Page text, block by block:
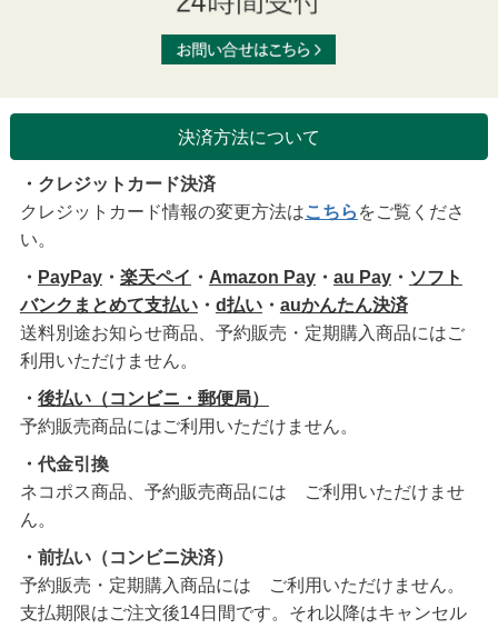
決済方法について
・クレジットカード決済
クレジットカード情報の変更方法はこちら をご覧くださ
い。
・ PayPay・ 楽天ペイ ・ Amazon Pay・ au Pay・ ソフト
バンクまとめて支払い・ d払い・ auかんたん決済
送料別途お知らせ商品、予約販売・定期購入商品にはご
利用いただけません。
・ 後払い（コンビニ・郵便局）
予約販売商品にはご利用いただけません。
・代金引換
ネコポス商品、予約販売商品には ご利用いただけませ
ん。
・前払い（コンビニ決済）
予約販売・定期購入商品には ご利用いただけません。
支払期限はご注文後14日間です。それ以降はキャンセル